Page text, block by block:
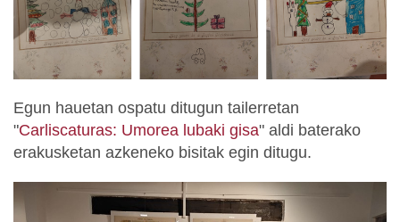
Egun hauetan ospatu ditugun tailerretan
"Carliscaturas: Umorea lubaki gisa" aldi baterako
erakusketan azkeneko bisitak egin ditugu.